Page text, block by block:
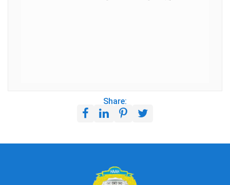
Share: